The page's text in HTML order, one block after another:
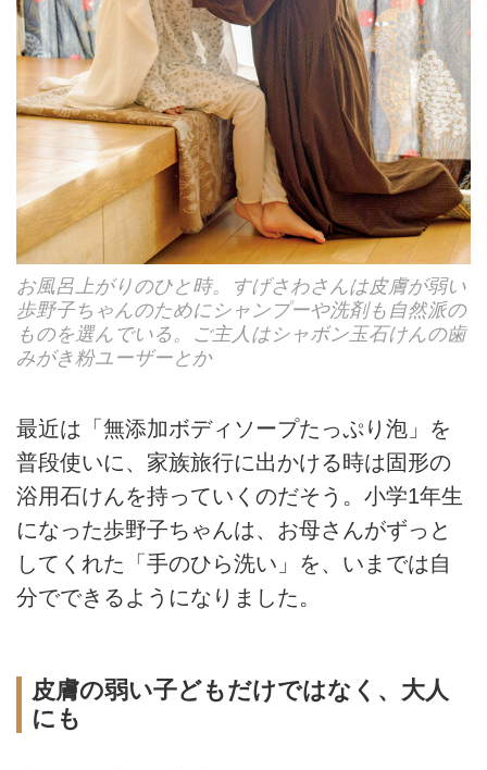
お風呂上がりのひと時。すげさわさんは皮膚が弱い
歩野子ちゃんのためにシャンプーや洗剤も自然派の
ものを選んでいる。ご主人はシャボン玉石けんの歯
みがき粉ユーザーとか
最近は「無添加ボディソープたっぷり泡」を
普段使いに、家族旅行に出かける時は固形の
浴用石けんを持っていくのだそう。小学1年生
になった歩野子ちゃんは、お母さんがずっと
してくれた「手のひら洗い」を、いまでは自
分でできるようになりました。
皮膚の弱い子どもだけではなく、大人
にも